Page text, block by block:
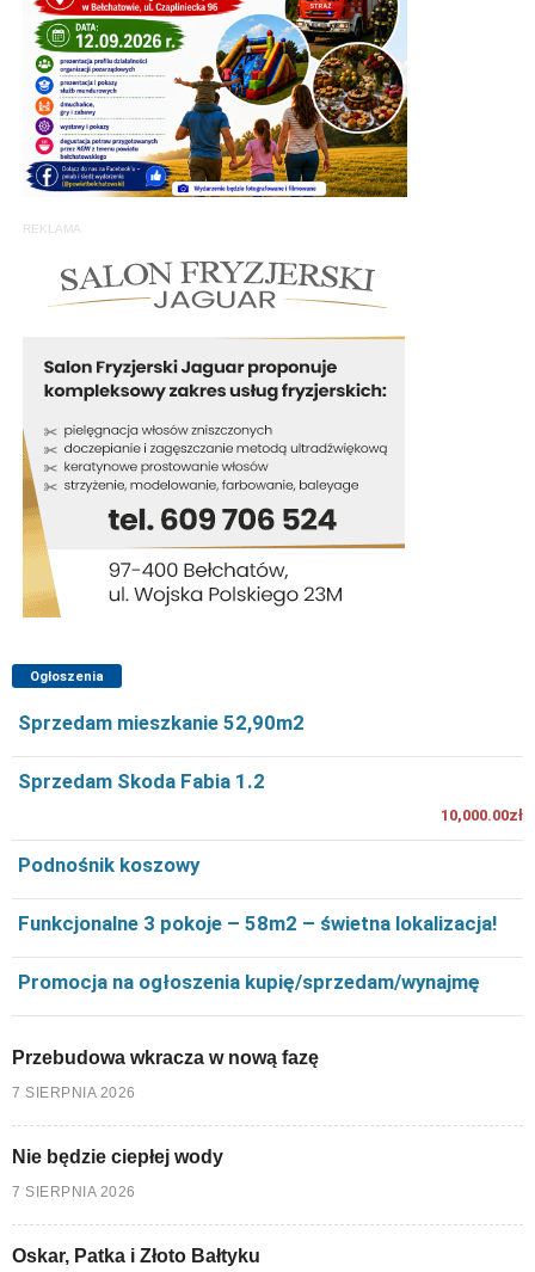
REKLAMA
Ogłoszenia
Sprzedam mieszkanie 52,90m2
Sprzedam Skoda Fabia 1.2
10,000.00zł
Podnośnik koszowy
Funkcjonalne 3 pokoje – 58m2 – świetna lokalizacja!
Promocja na ogłoszenia kupię/sprzedam/wynajmę
Przebudowa wkracza w nową fazę
7 SIERPNIA 2026
Nie będzie ciepłej wody
7 SIERPNIA 2026
Oskar, Patka i Złoto Bałtyku